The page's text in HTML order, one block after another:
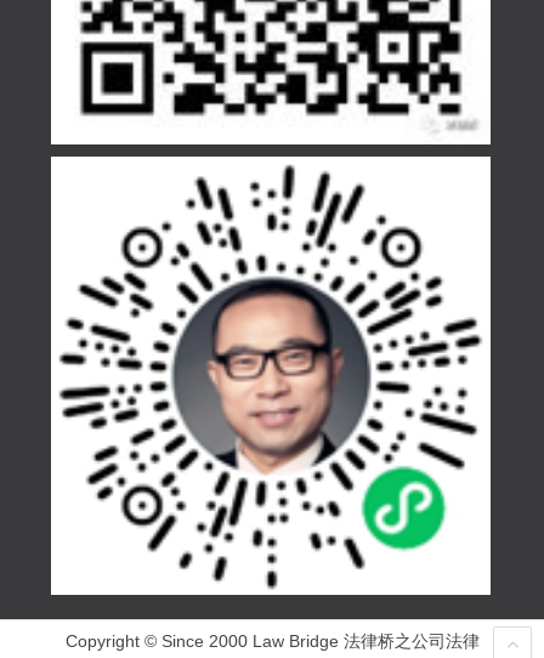
Copyright © Since 2000 Law Bridge 法律桥之公司法律